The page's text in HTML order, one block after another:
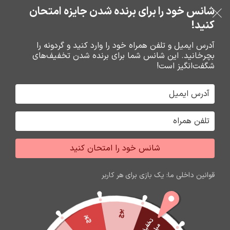
بدون ضامن، بدون سود
عبور به ناوبری
رفتن به محتوای اصلی
0 ریال
خانه شارژر و کابل شارژر فندکي شارژر
فروشگاه نوین تراشه گنجی
پوچ
پوچ
شانس خود را برای برنده شدن جایزه امتحان
کنید!
آدرس ایمیل و تلفن همراه خود را وارد کنید و گردونه را
بچرخانید. این شانس شما برای برنده شدن تخفیف‌های
شگفت‌انگیز است!
شانس خود را امتحان کنید
قوانین داخلی ما: یک بازی برای هر کاربر